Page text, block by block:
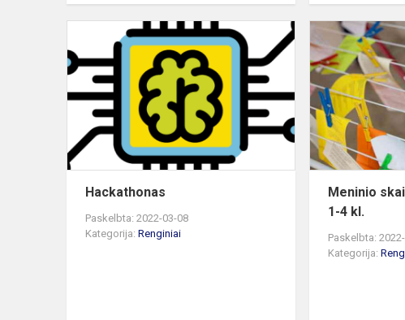
Hackathonas
Hackathonas
Paskelbta: 2022-03-08
Kategorija: Renginiai
Meninio
1-4 kl.
Paskelbta:
Kategorija: